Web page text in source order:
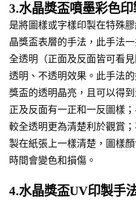
3.水晶獎盃噴墨彩色
是將圖樣或字樣印製在特殊
晶獎盃表層的手法，此手法
全透明（正面及反面皆可看
透明、不透明效果。此手法
獎盃的透明晶亮，且可以得
正及反面有一正和一反圖樣
較全透明更為清楚利於觀賞
製在紙張上一樣清楚，圖樣
時間會變色和損傷。
4.水晶獎盃UV印製手